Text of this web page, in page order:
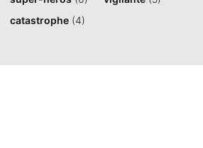
catastrophe (4)